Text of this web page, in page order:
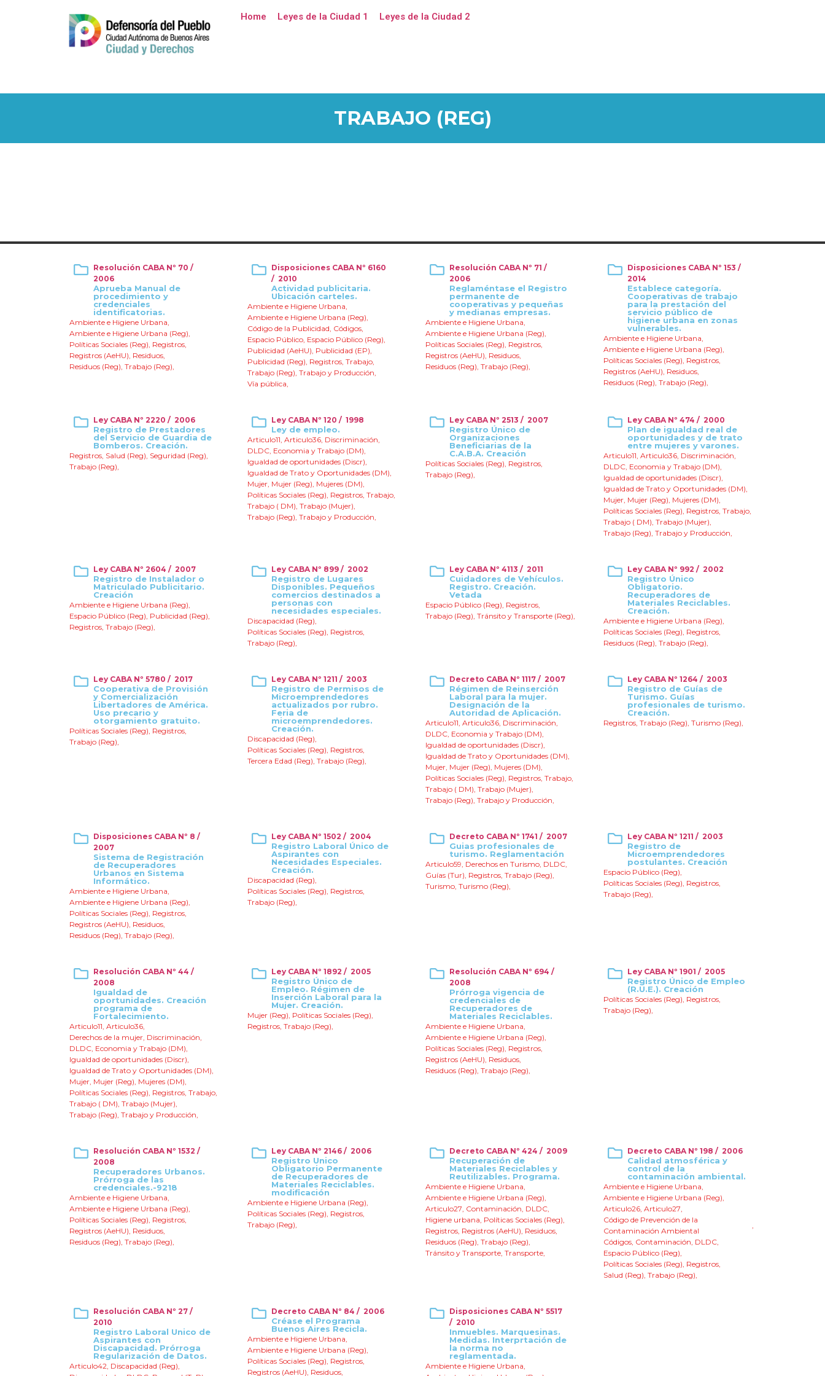
Home Leyes de la Ciudad 1 Leyes de la Ciudad 2
TRABAJO (REG)
Resolución CABA Nº 70 /
2006
Aprueba Manual de
procedimiento y
credenciales
identificatorias.
Ambiente e Higiene Urbana,
Ambiente e Higiene Urbana (Reg),
Políticas Sociales (Reg), Registros,
Registros (AeHU), Residuos,
Residuos (Reg), Trabajo (Reg),
Disposiciones CABA Nº 6160
/ 2010
Actividad publicitaria.
Ubicación carteles.
Ambiente e Higiene Urbana,
Ambiente e Higiene Urbana (Reg),
Código de la Publicidad, Códigos,
Espacio Público, Espacio Público (Reg),
Publicidad (AeHU), Publicidad (EP),
Publicidad (Reg), Registros, Trabajo,
Trabajo (Reg), Trabajo y Producción,
Vía pública,
Resolución CABA Nº 71 /
2006
Reglaméntase el Registro
permanente de
cooperativas y pequeñas
y medianas empresas.
Ambiente e Higiene Urbana,
Ambiente e Higiene Urbana (Reg),
Políticas Sociales (Reg), Registros,
Registros (AeHU), Residuos,
Residuos (Reg), Trabajo (Reg),
Disposiciones CABA Nº 153 /
2014
Establece categoría.
Cooperativas de trabajo
para la prestación del
servicio público de
higiene urbana en zonas
vulnerables.
Ambiente e Higiene Urbana,
Ambiente e Higiene Urbana (Reg),
Políticas Sociales (Reg), Registros,
Registros (AeHU), Residuos,
Residuos (Reg), Trabajo (Reg),
Ley CABA Nº 2220 / 2006
Registro de Prestadores
del Servicio de Guardia de
Bomberos. Creación.
Registros, Salud (Reg), Seguridad (Reg),
Trabajo (Reg),
Ley CABA Nº 120 / 1998
Ley de empleo.
Articulo11, Articulo36, Discriminación,
DLDC, Economia y Trabajo (DM),
Igualdad de oportunidades (Discr),
Igualdad de Trato y Oportunidades (DM),
Mujer, Mujer (Reg), Mujeres (DM),
Políticas Sociales (Reg), Registros, Trabajo,
Trabajo ( DM), Trabajo (Mujer),
Trabajo (Reg), Trabajo y Producción,
Ley CABA Nº 2513 / 2007
Registro Único de
Organizaciones
Beneficiarias de la
C.A.B.A. Creación
Políticas Sociales (Reg), Registros,
Trabajo (Reg),
Ley CABA Nº 474 / 2000
Plan de igualdad real de
oportunidades y de trato
entre mujeres y varones.
Articulo11, Articulo36, Discriminación,
DLDC, Economia y Trabajo (DM),
Igualdad de oportunidades (Discr),
Igualdad de Trato y Oportunidades (DM),
Mujer, Mujer (Reg), Mujeres (DM),
Políticas Sociales (Reg), Registros, Trabajo,
Trabajo ( DM), Trabajo (Mujer),
Trabajo (Reg), Trabajo y Producción,
Ley CABA Nº 2604 / 2007
Registro de Instalador o
Matriculado Publicitario.
Creación
Ambiente e Higiene Urbana (Reg),
Espacio Público (Reg), Publicidad (Reg),
Registros, Trabajo (Reg),
Ley CABA Nº 899 / 2002
Registro de Lugares
Disponibles. Pequeños
comercios destinados a
personas con
necesidades especiales.
Discapacidad (Reg),
Políticas Sociales (Reg), Registros,
Trabajo (Reg),
Ley CABA Nº 4113 / 2011
Cuidadores de Vehículos.
Registro. Creación.
Vetada
Espacio Público (Reg), Registros,
Trabajo (Reg), Tránsito y Transporte (Reg),
Ley CABA Nº 992 / 2002
Registro Único
Obligatorio.
Recuperadores de
Materiales Reciclables.
Creación.
Ambiente e Higiene Urbana (Reg),
Políticas Sociales (Reg), Registros,
Residuos (Reg), Trabajo (Reg),
Ley CABA Nº 5780 / 2017
Cooperativa de Provisión
y Comercialización
Libertadores de América.
Uso precario y
otorgamiento gratuito.
Políticas Sociales (Reg), Registros,
Trabajo (Reg),
Ley CABA Nº 1211 / 2003
Registro de Permisos de
Microemprendedores
actualizados por rubro.
Feria de
microemprendedores.
Creación.
Discapacidad (Reg),
Políticas Sociales (Reg), Registros,
Tercera Edad (Reg), Trabajo (Reg),
Decreto CABA Nº 1117 / 2007
Régimen de Reinserción
Laboral para la mujer.
Designación de la
Autoridad de Aplicación.
Articulo11, Articulo36, Discriminación,
DLDC, Economia y Trabajo (DM),
Igualdad de oportunidades (Discr),
Igualdad de Trato y Oportunidades (DM),
Mujer, Mujer (Reg), Mujeres (DM),
Políticas Sociales (Reg), Registros, Trabajo,
Trabajo ( DM), Trabajo (Mujer),
Trabajo (Reg), Trabajo y Producción,
Ley CABA Nº 1264 / 2003
Registro de Guías de
Turismo. Guías
profesionales de turismo.
Creación.
Registros, Trabajo (Reg), Turismo (Reg),
Disposiciones CABA Nº 8 /
2007
Sistema de Registración
de Recuperadores
Urbanos en Sistema
Informático.
Ambiente e Higiene Urbana,
Ambiente e Higiene Urbana (Reg),
Políticas Sociales (Reg), Registros,
Registros (AeHU), Residuos,
Residuos (Reg), Trabajo (Reg),
Ley CABA Nº 1502 / 2004
Registro Laboral Único de
Aspirantes con
Necesidades Especiales.
Creación.
Discapacidad (Reg),
Políticas Sociales (Reg), Registros,
Trabajo (Reg),
Decreto CABA Nº 1741 / 2007
Guias profesionales de
turismo. Reglamentación
Articulo59, Derechos en Turismo, DLDC,
Guías (Tur), Registros, Trabajo (Reg),
Turismo, Turismo (Reg),
Ley CABA Nº 1211 / 2003
Registro de
Microemprendedores
postulantes. Creación
Espacio Público (Reg),
Políticas Sociales (Reg), Registros,
Trabajo (Reg),
Resolución CABA Nº 44 /
2008
Igualdad de
oportunidades. Creación
programa de
Fortalecimiento.
Articulo11, Articulo36,
Derechos de la mujer, Discriminación,
DLDC, Economia y Trabajo (DM),
Igualdad de oportunidades (Discr),
Igualdad de Trato y Oportunidades (DM),
Mujer, Mujer (Reg), Mujeres (DM),
Políticas Sociales (Reg), Registros, Trabajo,
Trabajo ( DM), Trabajo (Mujer),
Trabajo (Reg), Trabajo y Producción,
Ley CABA Nº 1892 / 2005
Registro Único de
Empleo. Régimen de
Inserción Laboral para la
Mujer. Creación.
Mujer (Reg), Políticas Sociales (Reg),
Registros, Trabajo (Reg),
Resolución CABA Nº 694 /
2008
Prórroga vigencia de
credenciales de
Recuperadores de
Materiales Reciclables.
Ambiente e Higiene Urbana,
Ambiente e Higiene Urbana (Reg),
Políticas Sociales (Reg), Registros,
Registros (AeHU), Residuos,
Residuos (Reg), Trabajo (Reg),
Ley CABA Nº 1901 / 2005
Registro Único de Empleo
(R.U.E.). Creación
Políticas Sociales (Reg), Registros,
Trabajo (Reg),
Resolución CABA Nº 1532 /
2008
Recuperadores Urbanos.
Prórroga de las
credenciales.-9218
Ambiente e Higiene Urbana,
Ambiente e Higiene Urbana (Reg),
Políticas Sociales (Reg), Registros,
Registros (AeHU), Residuos,
Residuos (Reg), Trabajo (Reg),
Ley CABA Nº 2146 / 2006
Registro Unico
Obligatorio Permanente
de Recuperadores de
Materiales Reciclables.
modificación
Ambiente e Higiene Urbana (Reg),
Políticas Sociales (Reg), Registros,
Trabajo (Reg),
Decreto CABA Nº 424 / 2009
Recuperación de
Materiales Reciclables y
Reutilizables. Programa.
Ambiente e Higiene Urbana,
Ambiente e Higiene Urbana (Reg),
Articulo27, Contaminación, DLDC,
Higiene urbana, Políticas Sociales (Reg),
Registros, Registros (AeHU), Residuos,
Residuos (Reg), Trabajo (Reg),
Tránsito y Transporte, Transporte,
Decreto CABA Nº 198 / 2006
Calidad atmosférica y
control de la
contaminación ambiental.
Ambiente e Higiene Urbana,
Ambiente e Higiene Urbana (Reg),
Articulo26, Articulo27,
Código de Prevención de la
Contaminación Ambiental
,
Códigos, Contaminación, DLDC,
Espacio Público (Reg),
Políticas Sociales (Reg), Registros,
Salud (Reg), Trabajo (Reg),
Resolución CABA Nº 27 /
2010
Registro Laboral Unico de
Aspirantes con
Discapacidad. Prórroga
Regularización de Datos.
Articulo42, Discapacidad (Reg),
Decreto CABA Nº 84 / 2006
Créase el Programa
Buenos Aires Recicla.
Ambiente e Higiene Urbana,
Ambiente e Higiene Urbana (Reg),
Políticas Sociales (Reg), Registros,
Registros (AeHU), Residuos,
Disposiciones CABA Nº 5517
/ 2010
Inmuebles. Marquesinas.
Medidas. Interprtación de
la norma no
reglamentada.
Ambiente e Higiene Urbana,